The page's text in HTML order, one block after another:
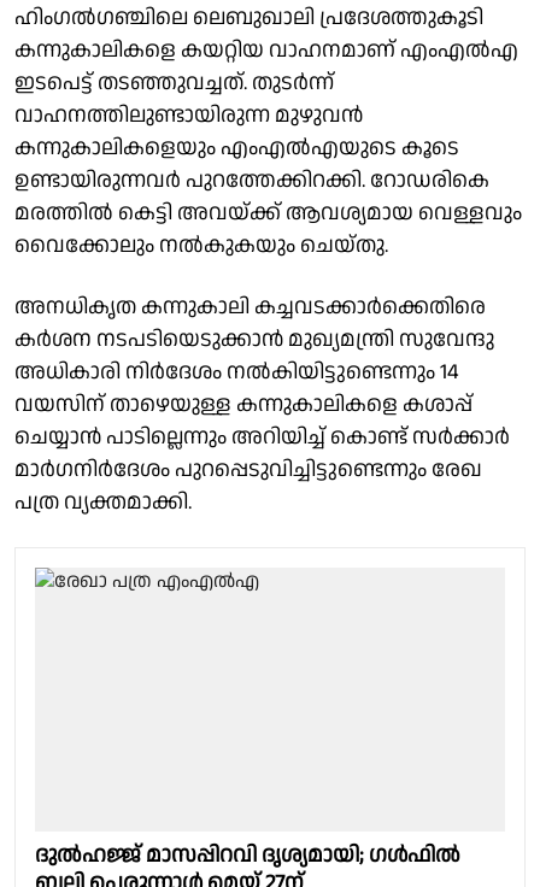
ഹിംഗൽഗഞ്ചിലെ ലെബുഖാലി പ്രദേശത്തുകൂടി
കന്നുകാലികളെ കയറ്റിയ വാഹനമാണ് എംഎൽഎ
ഇടപെട്ട് തടഞ്ഞുവച്ചത്. തുടർന്ന്
വാഹനത്തിലുണ്ടായിരുന്ന മുഴുവൻ
കന്നുകാലികളെയും എംഎൽഎയുടെ കൂടെ
ഉണ്ടായിരുന്നവർ പുറത്തേക്കിറക്കി. റോഡരികെ
മരത്തിൽ കെട്ടി അവയ്ക്ക് ആവശ്യമായ വെള്ളവും
വൈക്കോലും നൽകുകയും ചെയ്തു.
അനധികൃത കന്നുകാലി കച്ചവടക്കാർക്കെതിരെ
കർശന നടപടിയെടുക്കാൻ മുഖ്യമന്ത്രി സുവേന്ദു
അധികാരി നിർദേശം നൽകിയിട്ടുണ്ടെന്നും 14
വയസിന് താഴെയുള്ള കന്നുകാലികളെ കശാപ്പ്
ചെയ്യാൻ പാടില്ലെന്നും അറിയിച്ച് കൊണ്ട് സർക്കാർ
മാർഗനിർദേശം പുറപ്പെടുവിച്ചിട്ടുണ്ടെന്നും രേഖ
പത്ര വ്യക്തമാക്കി.
ദുൽഹജ്ജ് മാസപ്പിറവി ദൃശ്യമായി; ഗൾഫിൽ